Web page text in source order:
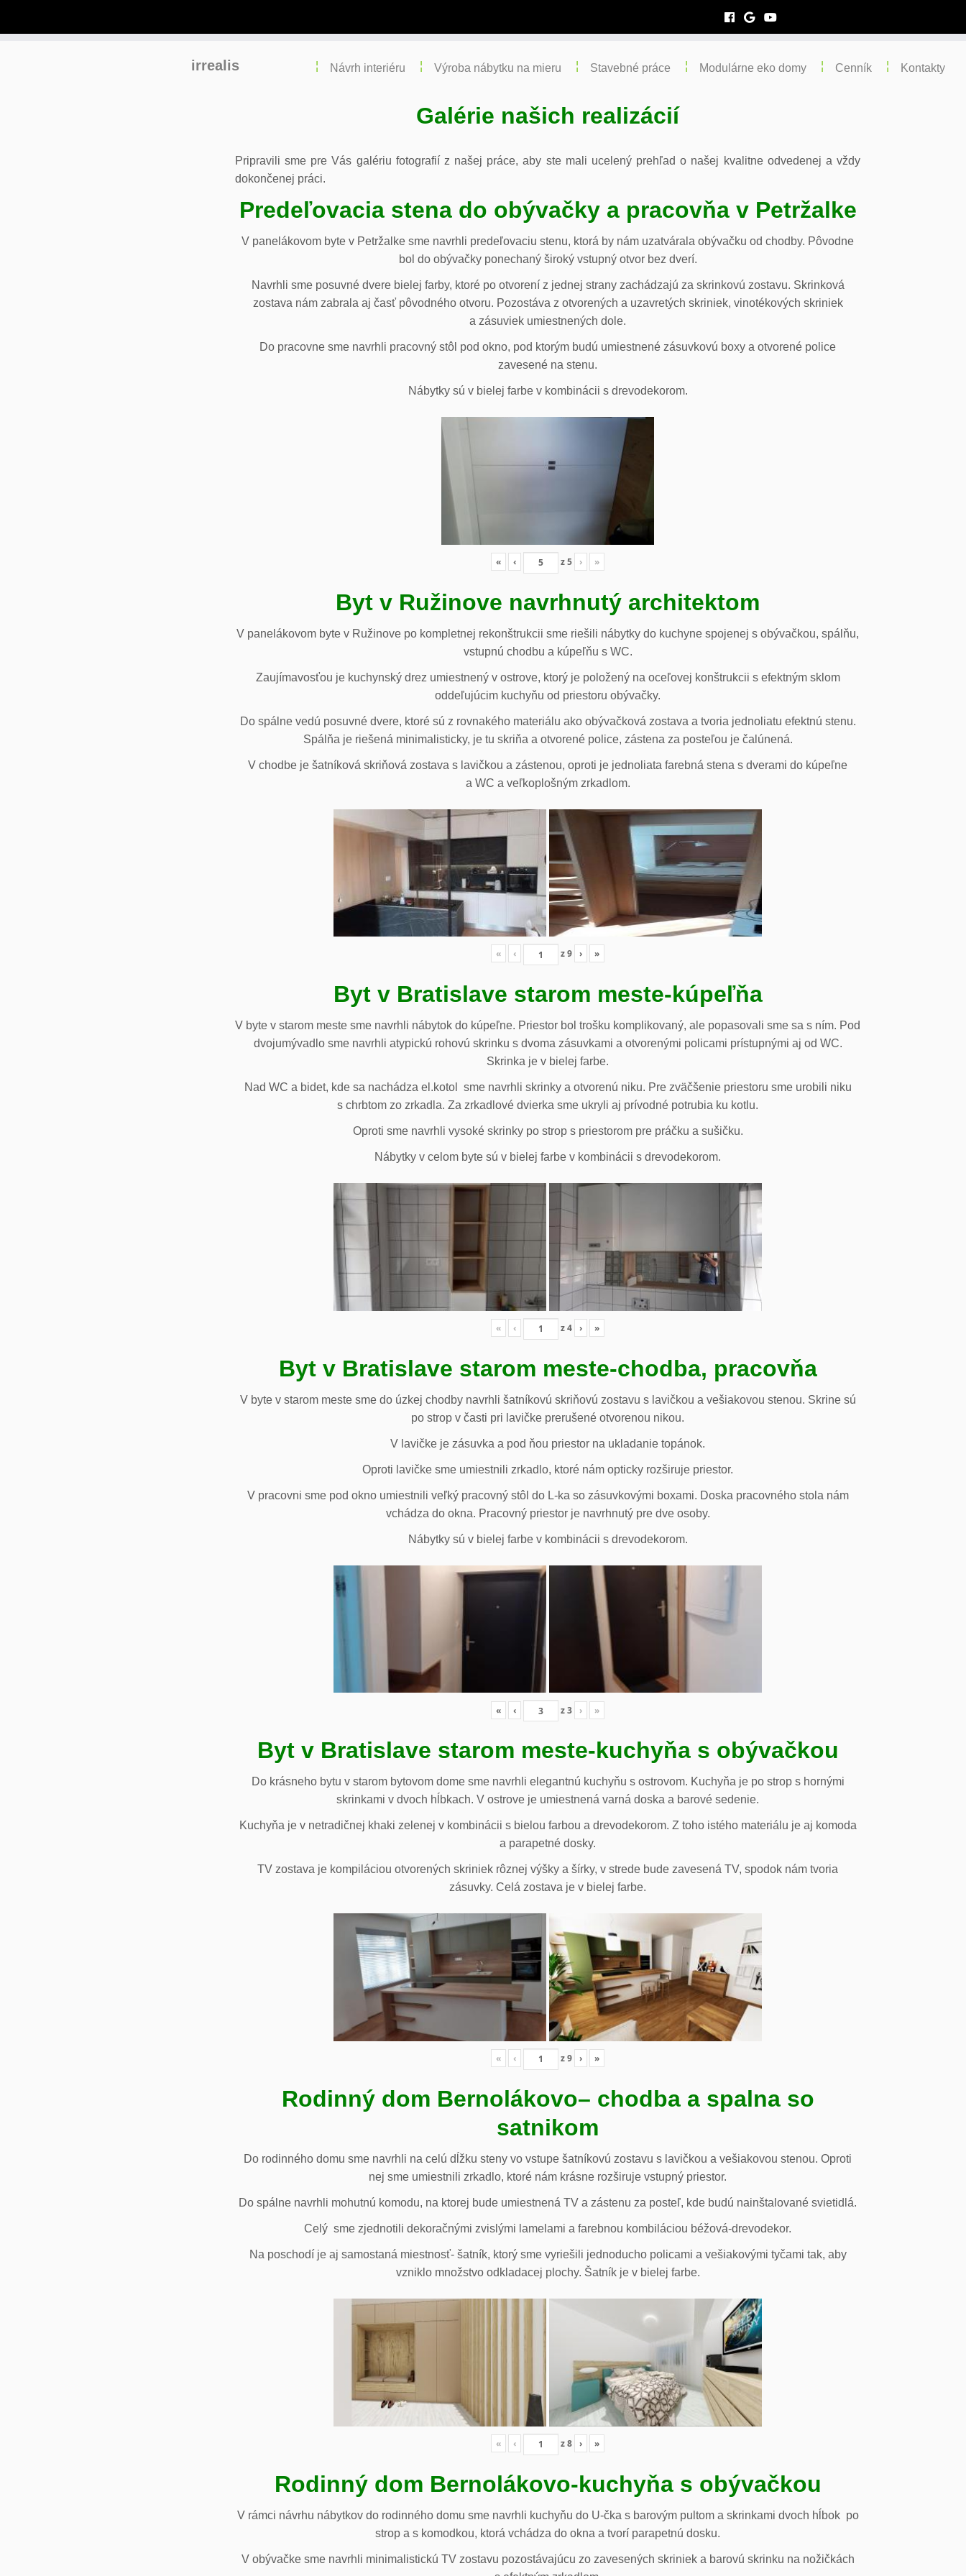
irrealis Návrh interiéru Výroba nábytku na mieru Stavebné práce Modulárne eko domy Cenník Kontakty
Galérie našich realizácií
Pripravili sme pre Vás galériu fotografií z našej práce, aby ste mali ucelený prehľad o našej kvalitne odvedenej a vždy
dokončenej práci.
Predeľovacia stena do obývačky a pracovňa v Petržalke
V panelákovom byte v Petržalke sme navrhli predeľovaciu stenu, ktorá by nám uzatvárala obývačku od chodby. Pôvodne
bol do obývačky ponechaný široký vstupný otvor bez dverí.
Navrhli sme posuvné dvere bielej farby, ktoré po otvorení z jednej strany zachádzajú za skrinkovú zostavu. Skrinková
zostava nám zabrala aj časť pôvodného otvoru. Pozostáva z otvorených a uzavretých skriniek, vinotékových skriniek
a zásuviek umiestnených dole.
Do pracovne sme navrhli pracovný stôl pod okno, pod ktorým budú umiestnené zásuvkovú boxy a otvorené police
zavesené na stenu.
Nábytky sú v bielej farbe v kombinácii s drevodekorom.
« ‹ z5 › »
Byt v Ružinove navrhnutý architektom
V panelákovom byte v Ružinove po kompletnej rekonštrukcii sme riešili nábytky do kuchyne spojenej s obývačkou, spálňu,
vstupnú chodbu a kúpeľňu s WC.
Zaujímavosťou je kuchynský drez umiestnený v ostrove, ktorý je položený na oceľovej konštrukcii s efektným sklom
oddeľujúcim kuchyňu od priestoru obývačky.
Do spálne vedú posuvné dvere, ktoré sú z rovnakého materiálu ako obývačková zostava a tvoria jednoliatu efektnú stenu.
Spálňa je riešená minimalisticky, je tu skriňa a otvorené police, zástena za posteľou je čalúnená.
V chodbe je šatníková skriňová zostava s lavičkou a zástenou, oproti je jednoliata farebná stena s dverami do kúpeľne
a WC a veľkoplošným zrkadlom.
« ‹ z9 › »
Byt v Bratislave starom meste-kúpeľňa
V byte v starom meste sme navrhli nábytok do kúpeľne. Priestor bol trošku komplikovaný, ale popasovali sme sa s ním. Pod
dvojumývadlo sme navrhli atypickú rohovú skrinku s dvoma zásuvkami a otvorenými policami prístupnými aj od WC.
Skrinka je v bielej farbe.
Nad WC a bidet, kde sa nachádza el.kotol sme navrhli skrinky a otvorenú niku. Pre zväčšenie priestoru sme urobili niku
s chrbtom zo zrkadla. Za zrkadlové dvierka sme ukryli aj prívodné potrubia ku kotlu.
Oproti sme navrhli vysoké skrinky po strop s priestorom pre práčku a sušičku.
Nábytky v celom byte sú v bielej farbe v kombinácii s drevodekorom.
« ‹ z4 › »
Byt v Bratislave starom meste-chodba, pracovňa
V byte v starom meste sme do úzkej chodby navrhli šatníkovú skriňovú zostavu s lavičkou a vešiakovou stenou. Skrine sú
po strop v časti pri lavičke prerušené otvorenou nikou.
V lavičke je zásuvka a pod ňou priestor na ukladanie topánok.
Oproti lavičke sme umiestnili zrkadlo, ktoré nám opticky rozširuje priestor.
V pracovni sme pod okno umiestnili veľký pracovný stôl do L-ka so zásuvkovými boxami. Doska pracovného stola nám
vchádza do okna. Pracovný priestor je navrhnutý pre dve osoby.
Nábytky sú v bielej farbe v kombinácii s drevodekorom.
« ‹ z3 › »
Byt v Bratislave starom meste-kuchyňa s obývačkou
Do krásneho bytu v starom bytovom dome sme navrhli elegantnú kuchyňu s ostrovom. Kuchyňa je po strop s hornými
skrinkami v dvoch hĺbkach. V ostrove je umiestnená varná doska a barové sedenie.
Kuchyňa je v netradičnej khaki zelenej v kombinácii s bielou farbou a drevodekorom. Z toho istého materiálu je aj komoda
a parapetné dosky.
TV zostava je kompiláciou otvorených skriniek rôznej výšky a šírky, v strede bude zavesená TV, spodok nám tvoria
zásuvky. Celá zostava je v bielej farbe.
« ‹ z9 › »
Rodinný dom Bernolákovo– chodba a spalna so
satnikom
Do rodinného domu sme navrhli na celú dĺžku steny vo vstupe šatníkovú zostavu s lavičkou a vešiakovou stenou. Oproti
nej sme umiestnili zrkadlo, ktoré nám krásne rozširuje vstupný priestor.
Do spálne navrhli mohutnú komodu, na ktorej bude umiestnená TV a zástenu za posteľ, kde budú nainštalované svietidlá.
Celý sme zjednotili dekoračnými zvislými lamelami a farebnou kombiláciou béžová-drevodekor.
Na poschodí je aj samostaná miestnosť- šatník, ktorý sme vyriešili jednoducho policami a vešiakovými tyčami tak, aby
vzniklo množstvo odkladacej plochy. Šatník je v bielej farbe.
« ‹ z8 › »
Rodinný dom Bernolákovo-kuchyňa s obývačkou
V rámci návrhu nábytkov do rodinného domu sme navrhli kuchyňu do U-čka s barovým pultom a skrinkami dvoch hĺbok po
strop a s komodkou, ktorá vchádza do okna a tvorí parapetnú dosku.
V obývačke sme navrhli minimalistickú TV zostavu pozostávajúcu zo zavesených skriniek a barovú skrinku na nožičkách